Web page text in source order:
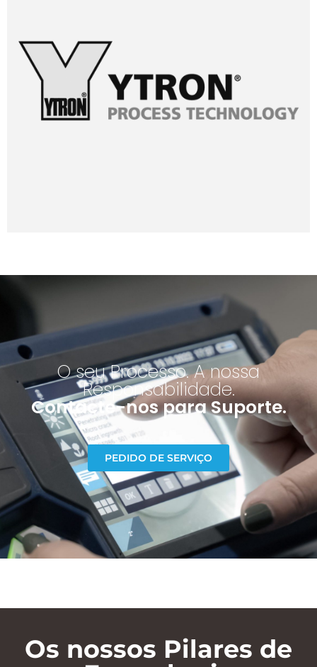
O seu Processo. A nossa
Responsabilidade.
Contacte-nos para Suporte.
PEDIDO DE SERVIÇO
Os nossos Pilares de